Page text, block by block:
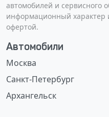
автомобилей и сервисного
информационный характер
офертой.
Автомобили
Москва
Санкт-Петербург
Архангельск